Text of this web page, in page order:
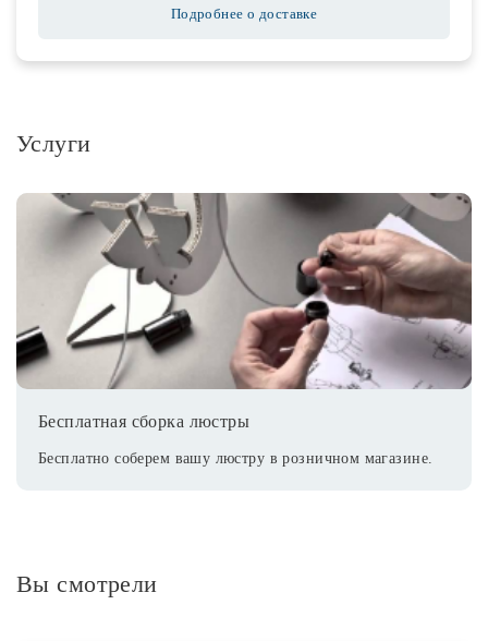
Подробнее о доставке
Услуги
Бесплатная сборка люстры
Бесплатно соберем вашу люстру в розничном магазине.
Вы смотрели